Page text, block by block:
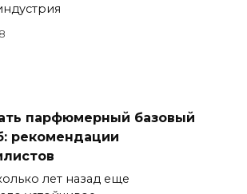
парфюмерный базовый
рекомендации
лет назад еще